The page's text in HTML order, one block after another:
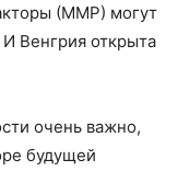
(ММР) могут
Венгрия открыта
очень важно,
будущей